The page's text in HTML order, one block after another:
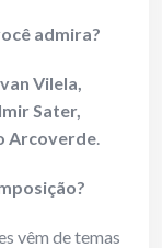
admira?
Vilela,
Sater,
Arcoverde
vêm de temas